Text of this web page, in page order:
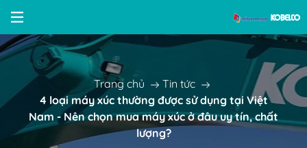
Trang chủ
Tin tức
4 loại máy xúc thường được sử dụng tại Việt
Nam - Nên chọn mua máy xúc ở đâu uy tín, chất
lượng?